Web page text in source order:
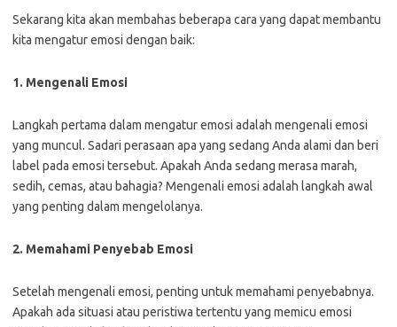
Sekarang kita akan membahas beberapa cara yang dapat membantu
kita mengatur emosi dengan baik:
1. Mengenali Emosi
Langkah pertama dalam mengatur emosi adalah mengenali emosi
yang muncul. Sadari perasaan apa yang sedang Anda alami dan beri
label pada emosi tersebut. Apakah Anda sedang merasa marah,
sedih, cemas, atau bahagia? Mengenali emosi adalah langkah awal
yang penting dalam mengelolanya.
2. Memahami Penyebab Emosi
Setelah mengenali emosi, penting untuk memahami penyebabnya.
Apakah ada situasi atau peristiwa tertentu yang memicu emosi